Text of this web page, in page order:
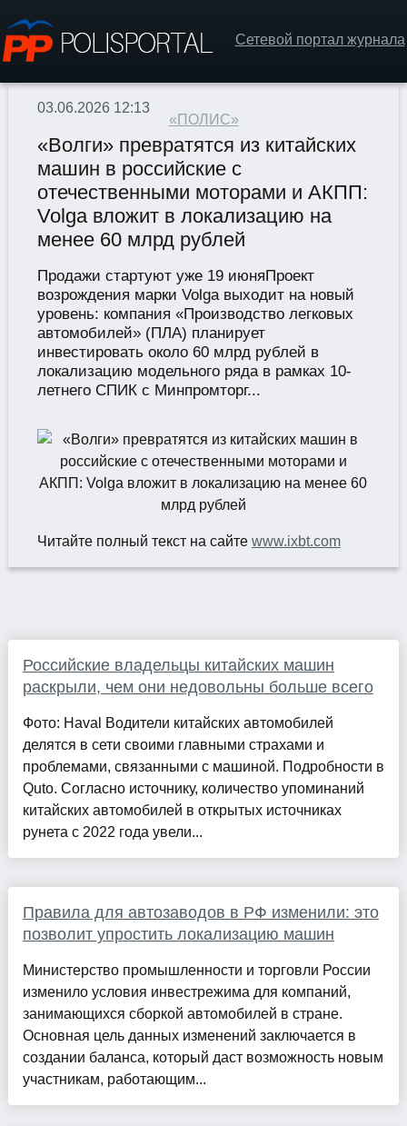
Сетевой портал журнала
«ПОЛИС»
03.06.2026 12:13
«Волги» превратятся из китайских
машин в российские с
отечественными моторами и АКПП:
Volga вложит в локализацию на
менее 60 млрд рублей
Продажи стартуют уже 19 июняПроект
возрождения марки Volga выходит на новый
уровень: компания «Производство легковых
автомобилей» (ПЛА) планирует
инвестировать около 60 млрд рублей в
локализацию модельного ряда в рамках 10-
летнего СПИК с Минпромторг...
Читайте полный текст на сайте www.ixbt.com
Российские владельцы китайских машин
раскрыли, чем они недовольны больше всего
Фото: Haval Водители китайских автомобилей
делятся в сети своими главными страхами и
проблемами, связанными с машиной. Подробности в
Quto. Согласно источнику, количество упоминаний
китайских автомобилей в открытых источниках
рунета с 2022 года увели...
Правила для автозаводов в РФ изменили: это
позволит упростить локализацию машин
Министерство промышленности и торговли России
изменило условия инвестрежима для компаний,
занимающихся сборкой автомобилей в стране.
Основная цель данных изменений заключается в
создании баланса, который даст возможность новым
участникам, работающим...